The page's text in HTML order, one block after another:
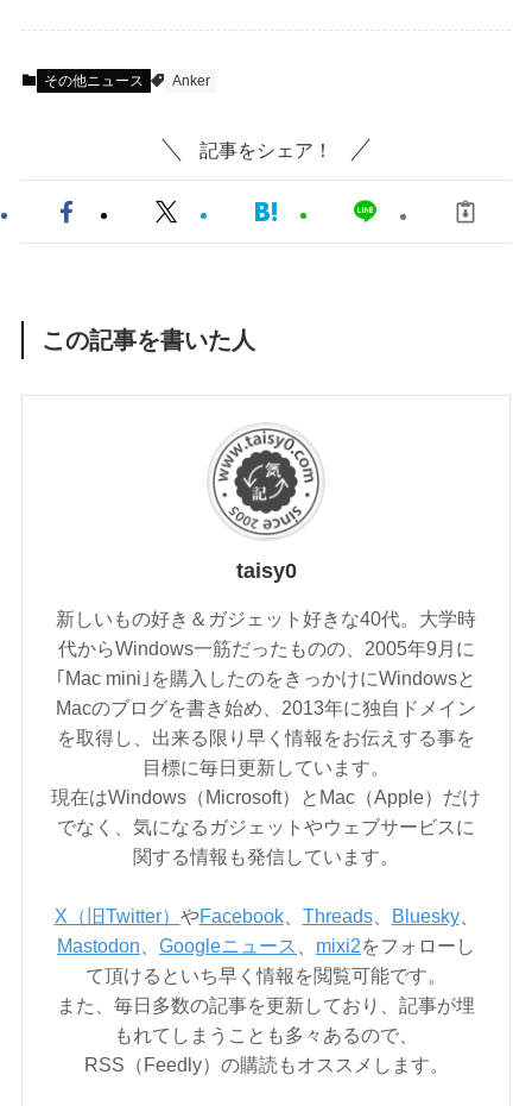
その他ニュース Anker
記事をシェア！
この記事を書いた人
taisy0
新しいもの好き＆ガジェット好きな40代。大学時
代からWindows一筋だったものの、2005年9月に
｢Mac mini｣を購入したのをきっかけにWindowsと
Macのブログを書き始め、2013年に独自ドメイン
を取得し、出来る限り早く情報をお伝えする事を
目標に毎日更新しています。
現在はWindows（Microsoft）とMac（Apple）だけ
でなく、気になるガジェットやウェブサービスに
関する情報も発信しています。
X（旧Twitter） やFacebook、 Threads、 Bluesky、
Mastodon
Googleニュース mixi2をフォローし
て頂けるといち早く情報を閲覧可能です。
また、毎日多数の記事を更新しており、記事が埋
もれてしまうことも多々あるので、
RSS（Feedly）の購読もオススメします。